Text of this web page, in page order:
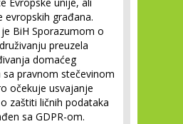
evropskih građana.
BiH Sporazumom o
preuzela
domaćeg
sa pravnom stečevinom
očekuje usvajanje
zaštiti ličnih podataka
sa GDPR-om.